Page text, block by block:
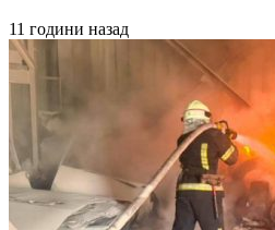
11 години назад